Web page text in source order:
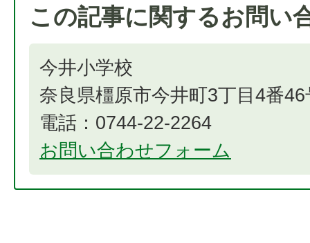
この記事に関するお問い
今井小学校
奈良県橿原市今井町3丁目4番46
電話：0744-22-2264
お問い合わせフォーム